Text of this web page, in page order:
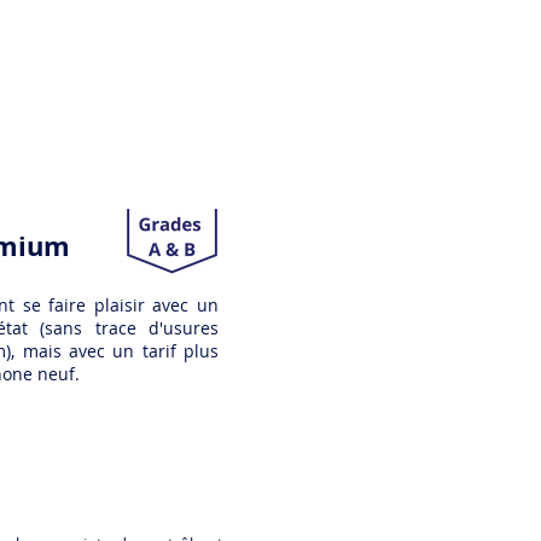
se faire plaisir avec un
(sans trace d'usures
mais avec un tarif plus
neuf.